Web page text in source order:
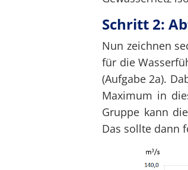
Schritt 2:
Nun zeichnen
für die
(Aufgabe 2a).
Maximum in
Gruppe kann
Das sollte dann